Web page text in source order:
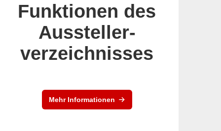
Funktionen des
Aussteller-
verzeichnisses
Mehr Informationen